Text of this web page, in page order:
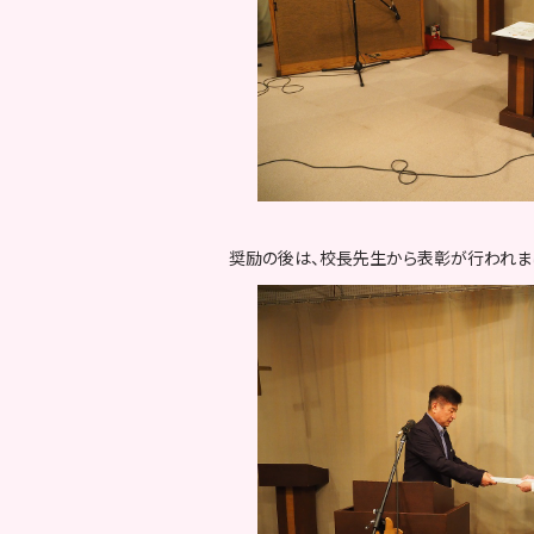
奨励の後は、校長先生から表彰が行われま